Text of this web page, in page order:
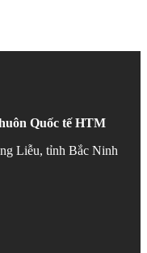
Quốc tế HTM
Liễu, tỉnh Bắc Ninh